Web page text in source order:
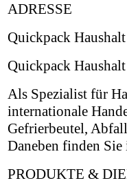
ADRESSE
Quickpack
Quickpack
Als Spezialist für
internationale
Gefrierbeutel,
Daneben finden
PRODUKTE &